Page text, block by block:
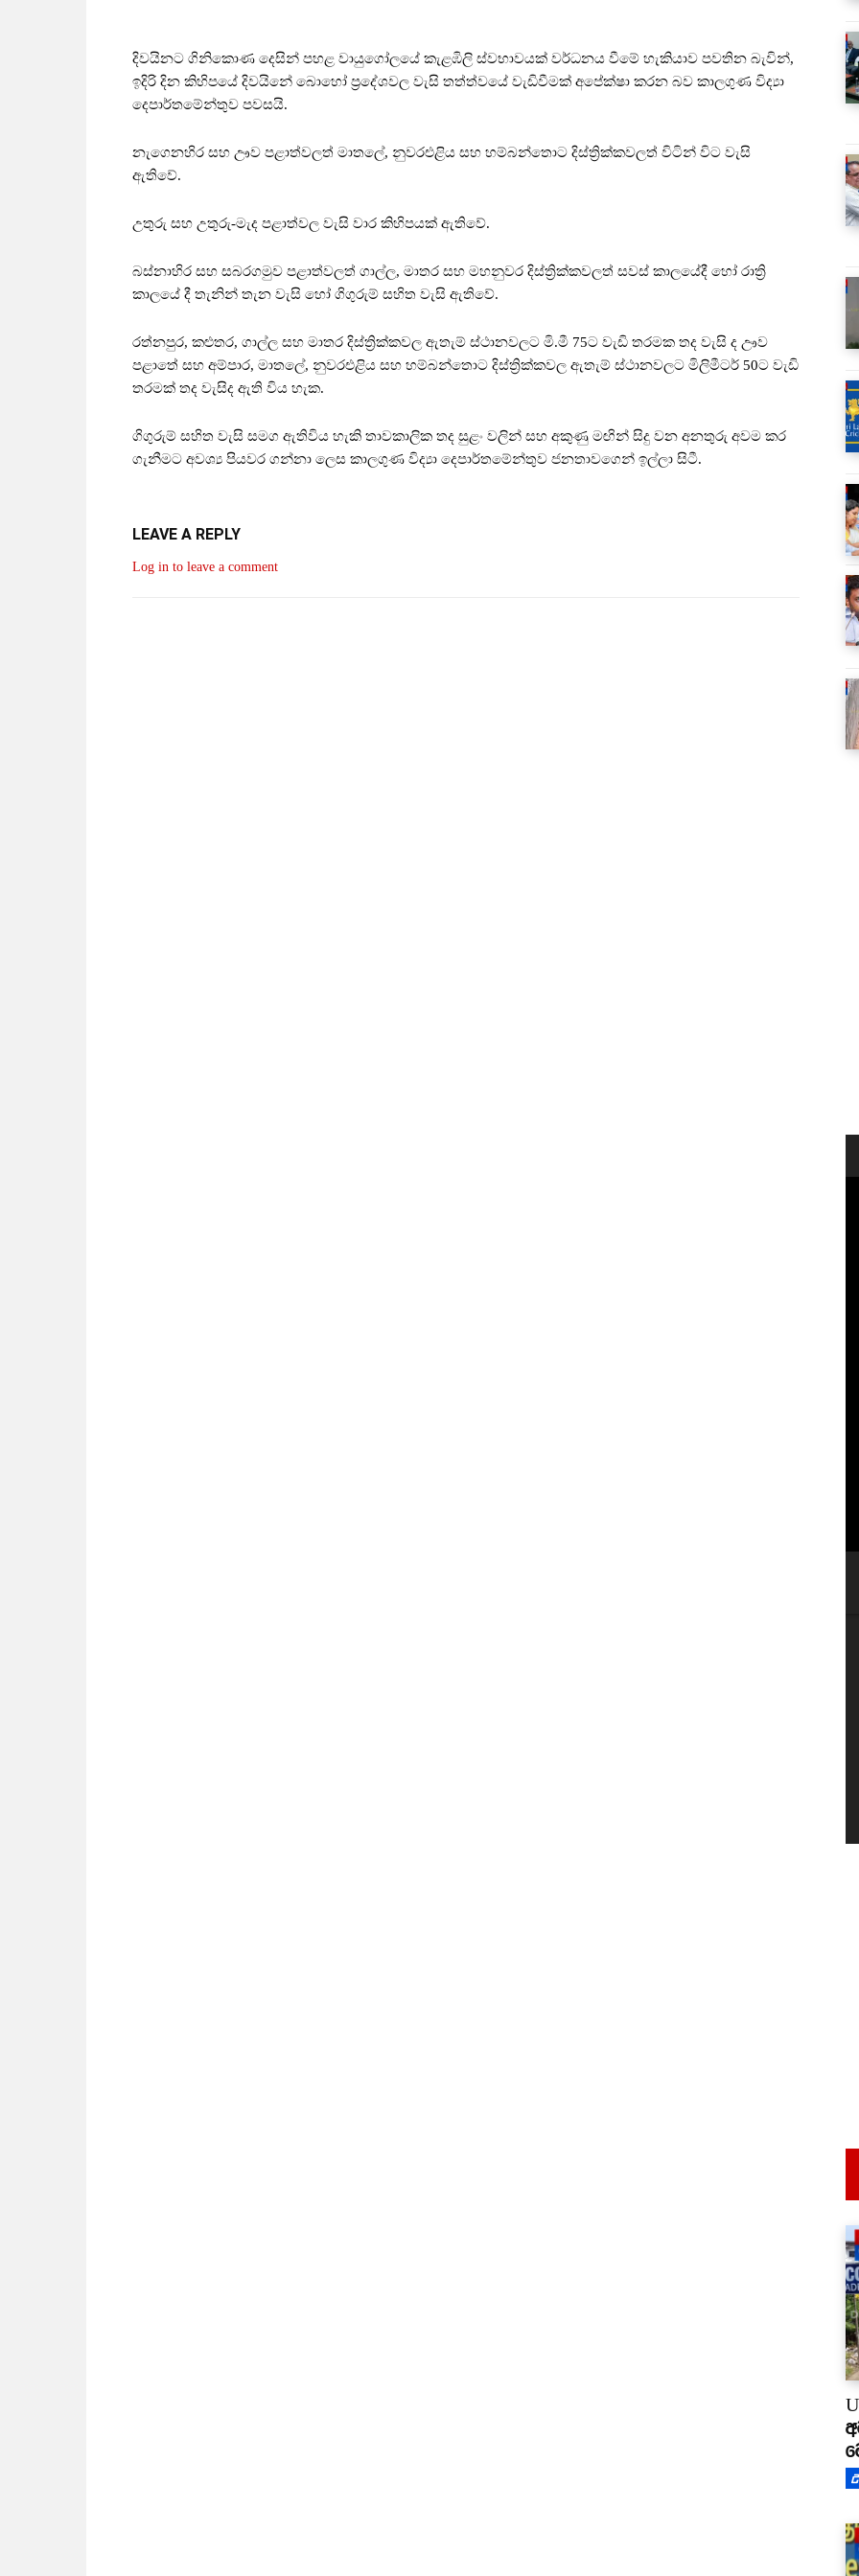
දිවයිනට ගිනිකොණ දෙසින් පහළ වායුගෝලයේ කැළඹිලි ස්වභාවයක් වර්ධනය වීමේ හැකියාව පවතින බැවින්,
ඉදිරි දින කිහිපයේ දිවයිනේ බොහෝ ප්‍රදේශවල වැසි තත්ත්වයේ වැඩිවීමක් අපේක්ෂා කරන බව කාලගුණ විද්‍යා
දෙපාර්තමේන්තුව පවසයි.
නැගෙනහිර සහ ඌව පළාත්වලත් මාතලේ, නුවරඑළිය සහ හම්බන්තොට දිස්ත්‍රික්කවලත් විටින් විට වැසි
ඇතිවේ.
උතුරු සහ උතුරු-මැද පළාත්වල වැසි වාර කිහිපයක් ඇතිවේ.
බස්නාහිර සහ සබරගමුව පළාත්වලත් ගාල්ල, මාතර සහ මහනුවර දිස්ත්‍රික්කවලත් සවස් කාලයේදී හෝ රාත්‍රි
කාලයේ දී තැනින් තැන වැසි හෝ ගිගුරුම් සහිත වැසි ඇතිවේ.
රත්නපුර, කළුතර, ගාල්ල සහ මාතර දිස්ත්‍රික්කවල ඇතැම් ස්ථානවලට මි.මී 75ට වැඩි තරමක තද වැසි ද ඌව
පළාතේ සහ අම්පාර, මාතලේ, නුවරඑළිය සහ හම්බන්තොට දිස්ත්‍රික්කවල ඇතැම් ස්ථානවලට මිලිමීටර් 50ට වැඩි
තරමක් තද වැසිද ඇති විය හැක.
ගිගුරුම් සහිත වැසි සමග ඇතිවිය හැකි තාවකාලික තද සුළං වලින් සහ අකුණු මඟින් සිදු වන අනතුරු අවම කර
ගැනීමට අවශ්‍ය පියවර ගන්නා ලෙස කාලගුණ විද්‍යා දෙපාර්තමේන්තුව ජනතාවගෙන් ඉල්ලා සිටී.
LEAVE A REPLY
Log in to leave a comment